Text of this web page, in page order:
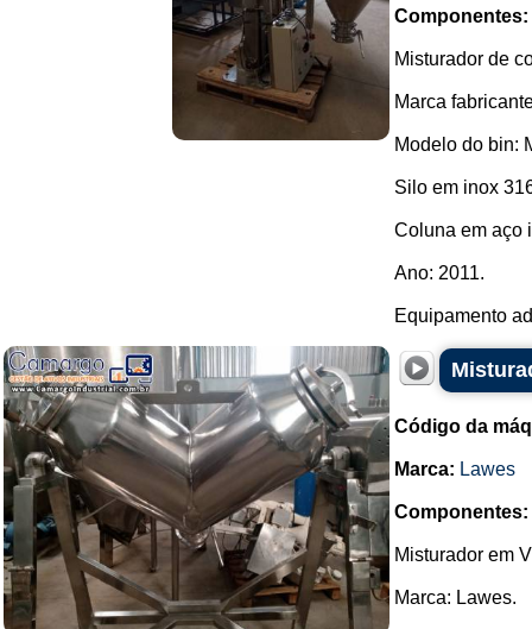
Componentes:
Misturador de
Marca
Modelo do bin:
Silo em inox
Coluna em aço
Ano: 2011.
Equipamento
Código da
Marca: Lawes
Componentes:
Misturador em
Marca: Lawes.